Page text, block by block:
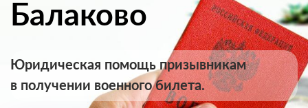
Балаково
Юридическая помощь призывникам
в получении военного билета.